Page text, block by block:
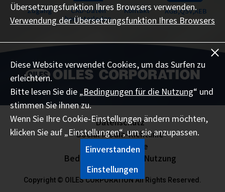
Diese Website verwendet Cookies, um das Surfen zu
erleichtern.
Bitte lesen Sie die „Bedingungen für die Nutzung“ und
stimmen Sie ihnen zu.
Wenn Sie Ihre Cookie-Einstellungen ändern möchten,
klicken Sie auf „Einstellungen“, um sie anzupassen.
Einverstanden
Einstellungen
Übersetzungsfunktion Ihres Browsers verwenden.
Verwendung der Übersetzungsfunktion Ihres Browsers
Zugang
CAD-Daten
herunterladen
Kontakt AGB,QSV,AEB
Datenschutz
Social Media-Richtlinie
Website-Karte
Bedingungen für die Nutzung
Copyright © OILES CORPORATION All Rights Reserved.